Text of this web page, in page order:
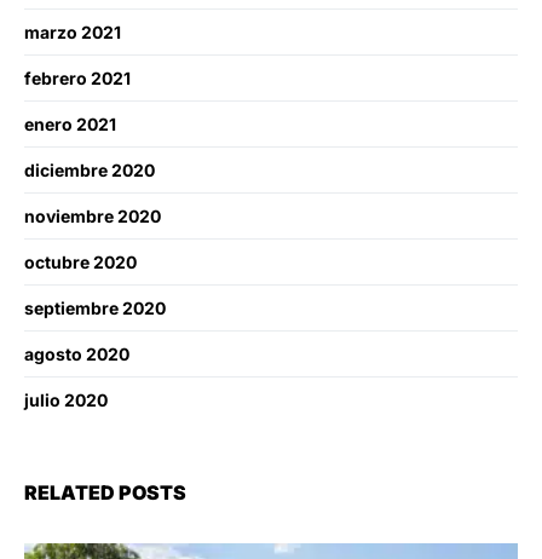
marzo 2021
febrero 2021
enero 2021
diciembre 2020
noviembre 2020
octubre 2020
septiembre 2020
agosto 2020
julio 2020
RELATED POSTS